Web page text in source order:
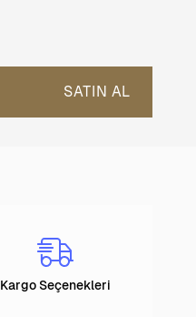
SATIN AL
Kargo Seçenekleri